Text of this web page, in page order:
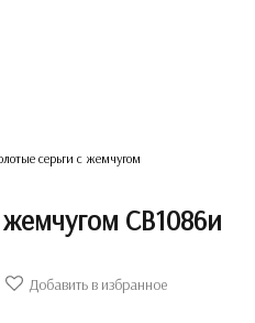
серьги с жемчугом
СВ1086и
Добавить в избранное